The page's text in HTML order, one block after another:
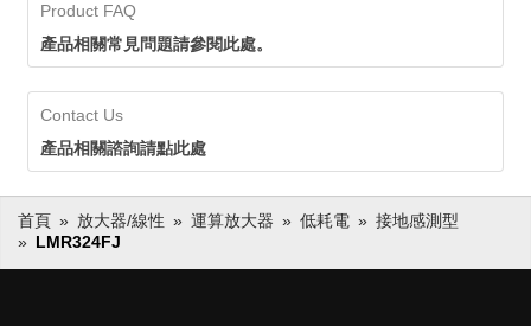
Product FAQ
產品相關常見問題請參閱此處。
Contact Us
產品相關諮詢請點此處
首頁 放大器/線性 運算放大器 低耗電
接地感測型
LMR324FJ